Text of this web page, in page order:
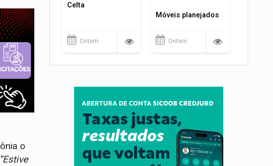
o
“Estive
Celta
Ontem
Móveis planejados
Ontem